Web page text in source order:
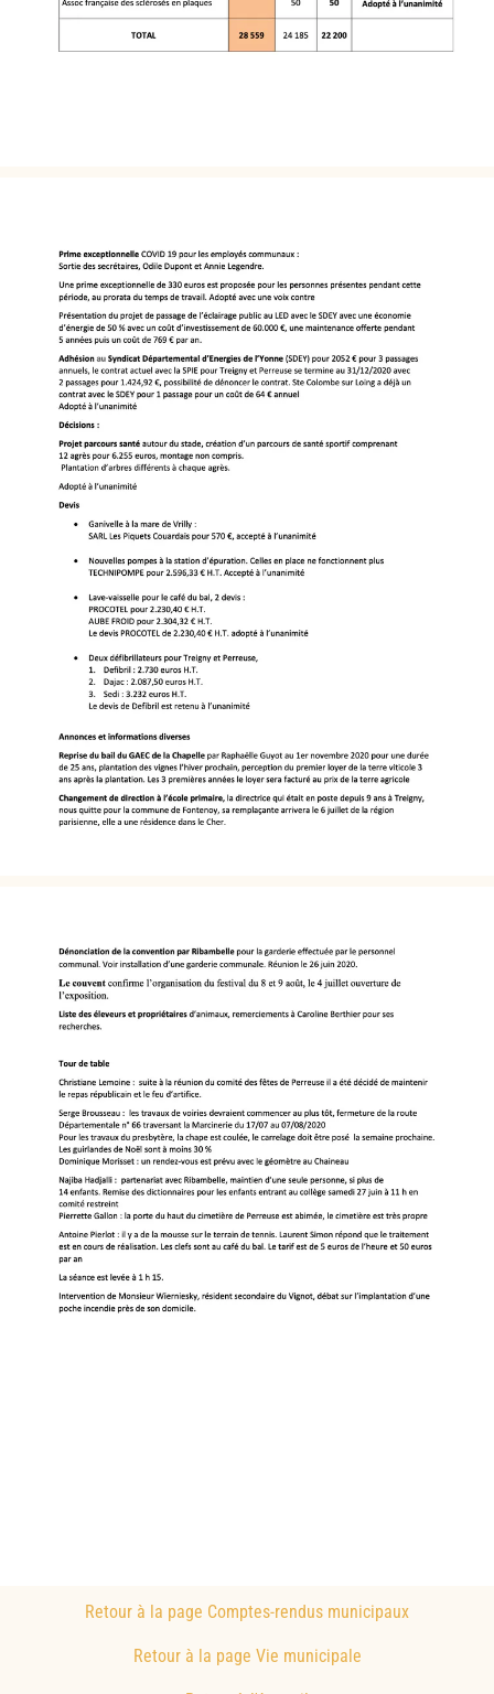
Retour à la page Comptes-rendus municipaux
Retour à la page Vie municipale